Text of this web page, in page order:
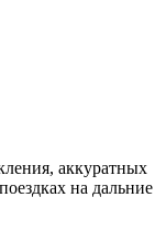
аккуратных
на дальние